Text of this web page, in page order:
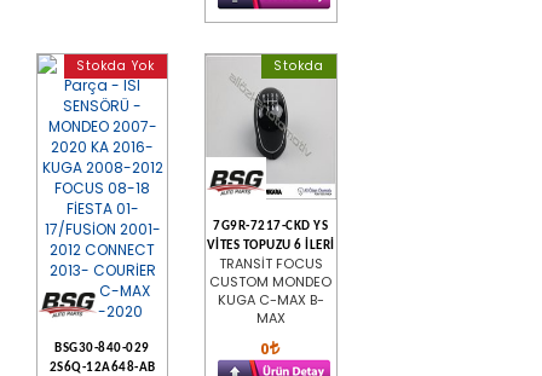
Stokda Yok
BSG30-840-029
2S6Q-12A648-AB
Stokda
7G9R-7217-CKD YS
VİTES TOPUZU 6 İLERİ
TRANSİT FOCUS
CUSTOM MONDEO
KUGA C-MAX B-
MAX
0